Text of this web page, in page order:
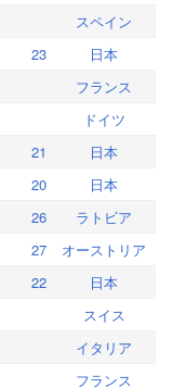
スペイン
23
日本
フランス
ドイツ
21
日本
20
日本
26
ラトビア
27
オーストリア
22
日本
スイス
イタリア
フランス